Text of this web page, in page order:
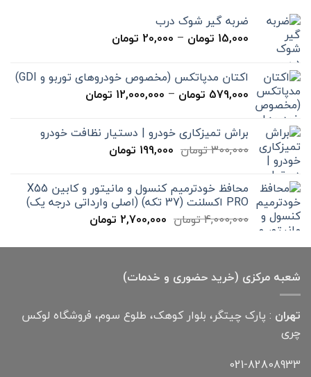
ضربه گیر شوک درب
15,000 تومان –
20,000 تومان
تا
20,000 تومان
اکتان مدپاتکس (مخصوص خودروهای توربو و GDI)
579,000 تومان –
12,000,000 تومان
تا
براش تمیزکاری خودرو | دستیار نظافت خودرو
300,000تومان قیمت
بود.
199,000 تومانقیمت
199,000 تومان
است. محافظ خودترمیم کنسول و مانیتور و کابین X55
PRO اکسلنت (37 تکه) (اصلی وارداتی درجه یک)
4,000,000تومان قیمت
4,000,000 تومان
2,700,000 تومانقیمت
2,700,000 تومان
شعبه مرکزی (خرید حضوری و خدمات)
تهران : پارک چیتگر، بلوار کوهک، طلوع سوم، فروشگاه لوکس
چری
021-82808933